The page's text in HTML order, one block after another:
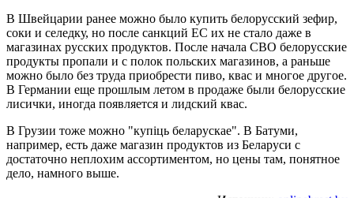
В Швейцарии ранее можно было купить белорусский зефир,
соки и селедку, но после санкций ЕС их не стало даже в
магазинах русских продуктов. После начала СВО белорусские
продукты пропали и с полок польских магазинов, а раньше
можно было без труда приобрести пиво, квас и многое другое.
В Германии еще прошлым летом в продаже были белорусские
лисички, иногда появляется и лидский квас.
В Грузии тоже можно "купiць беларускае". В Батуми,
например, есть даже магазин продуктов из Беларуси с
достаточно неплохим ассортиментом, но цены там, понятное
дело, намного выше.